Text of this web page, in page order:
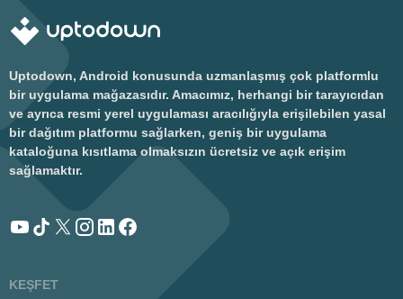
Uptodown, Android konusunda uzmanlaşmış çok platformlu
bir uygulama mağazasıdır. Amacımız, herhangi bir tarayıcıdan
ve ayrıca resmi yerel uygulaması aracılığıyla erişilebilen yasal
bir dağıtım platformu sağlarken, geniş bir uygulama
kataloğuna kısıtlama olmaksızın ücretsiz ve açık erişim
sağlamaktır.
KEŞFET